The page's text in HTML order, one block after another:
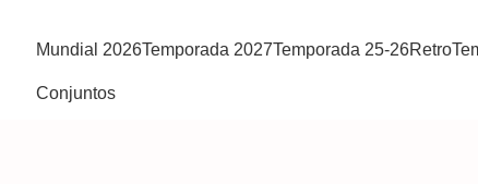
Mundial 2026Temporada 2027Temporada 25-26Retro
Conjuntos